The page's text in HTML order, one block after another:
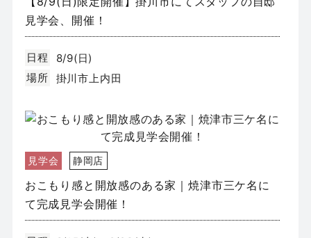
見学会、開催！
日程
8/9(日)
場所
掛川市上内田
見学会 静岡店
おこもり感と開放感のある家｜焼津市三ケ名に
て完成見学会開催！